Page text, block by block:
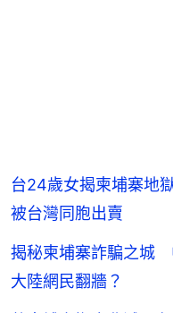
台24歲女揭柬埔寨
被台灣同胞出賣
揭秘柬埔寨詐騙之城
大陸網民翻牆？